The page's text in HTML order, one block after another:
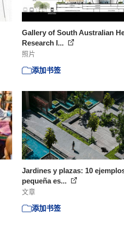
Gallery of South Australian
Research I...
照片
添加书签
Jardines y plazas: 10
pequeña es...
文章
添加书签